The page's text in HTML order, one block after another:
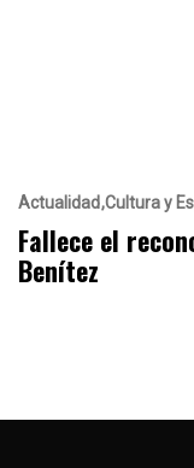
Actualidad Cultura y
Fallece el
Benítez